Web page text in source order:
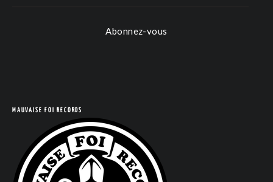
Abonnez-vous
MAUVAISE FOI RECORDS